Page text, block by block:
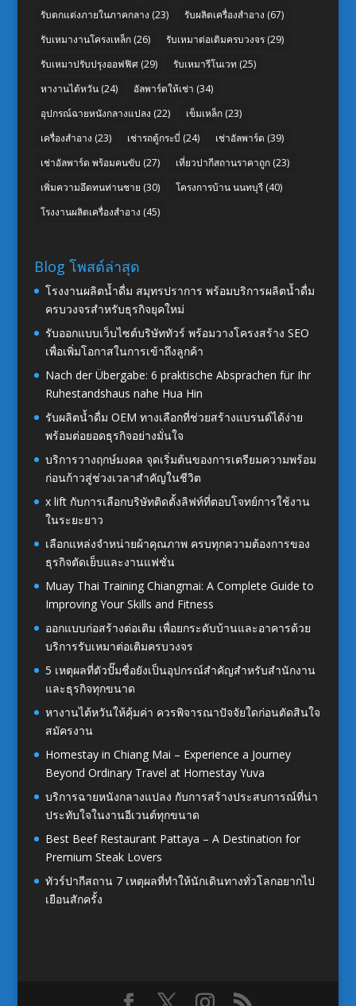
รับตกแต่งภายในภาคกลาง (23) รับผลิตเครื่องสำอาง (67)
รับเหมางานโครงเหล็ก(26) รับเหมาต่อเติมครบวงจร(29)
รับเหมาปรับปรุงออฟฟิศ(29) รับเหมารีโนเวท (25)
หางานไต้หวัน(24) อัลพาร์ดให้เช่า (34)
อุปกรณ์ฉายหนังกลางแปลง (22) เข็มเหล็ก(23)
เครื่องสำอาง (23) เช่ารถตู้กระบี่ (24) เช่าอัลพาร์ด (39)
เช่าอัลพาร์ด พร้อมคนขับ (27) เที่ยวปากีสถานราคาถูก(23)
เพิ่มความอึดทนท่านชาย (30) โครงการบ้าน นนทบุรี(40)
โรงงานผลิตเครื่องสำอาง (45)
Blog โพสต์ล่าสุด
โรงงานผลิตน้ำดื่ม สมุทรปราการ พร้อมบริการผลิตน้ำดื่ม
ครบวงจรสำหรับธุรกิจยุคใหม่
รับออกแบบเว็บไซต์บริษัททัวร์ พร้อมวางโครงสร้าง SEO
เพื่อเพิ่มโอกาสในการเข้าถึงลูกค้า
Nach der Übergabe: 6 praktische Absprachen für Ihr
Ruhestandshaus nahe Hua Hin
รับผลิตน้ำดื่ม OEM ทางเลือกที่ช่วยสร้างแบรนด์ได้ง่าย
พร้อมต่อยอดธุรกิจอย่างมั่นใจ
บริการวางฤกษ์มงคล จุดเริ่มต้นของการเตรียมความพร้อม
ก่อนก้าวสู่ช่วงเวลาสำคัญในชีวิต
x lift กับการเลือกบริษัทติดตั้งลิฟท์ที่ตอบโจทย์การใช้งาน
ในระยะยาว
เลือกแหล่งจำหน่ายผ้าคุณภาพ ครบทุกความต้องการของ
ธุรกิจตัดเย็บและงานแฟชั่น
Muay Thai Training Chiangmai: A Complete Guide to
Improving Your Skills and Fitness
ออกแบบก่อสร้างต่อเติม เพื่อยกระดับบ้านและอาคารด้วย
บริการรับเหมาต่อเติมครบวงจร
5 เหตุผลที่ตัวปั๊มชื่อยังเป็นอุปกรณ์สำคัญสำหรับสำนักงาน
และธุรกิจทุกขนาด
หางานไต้หวันให้คุ้มค่า ควรพิจารณาปัจจัยใดก่อนตัดสินใจ
สมัครงาน
Homestay in Chiang Mai – Experience a Journey
Beyond Ordinary Travel at Homestay Yuva
บริการฉายหนังกลางแปลง กับการสร้างประสบการณ์ที่น่า
ประทับใจในงานอีเวนต์ทุกขนาด
Best Beef Restaurant Pattaya – A Destination for
Premium Steak Lovers
ทัวร์ปากีสถาน 7 เหตุผลที่ทำให้นักเดินทางทั่วโลกอยากไป
เยือนสักครั้ง